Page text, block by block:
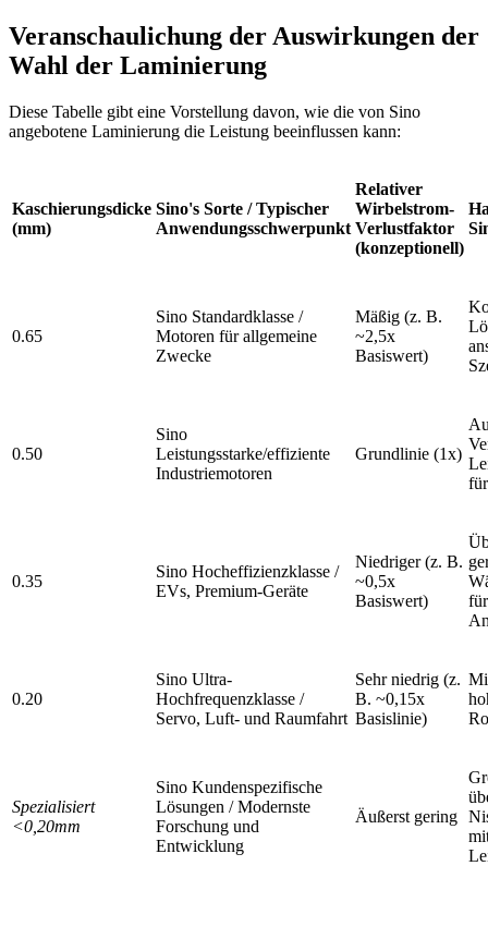
Veranschaulichung der Auswirkungen der
Wahl der Laminierung
Diese Tabelle gibt eine Vorstellung davon, wie die von Sino
angebotene Laminierung die Leistung beeinflussen kann:
Kaschierungsdicke
(mm)
Sino's Sorte / Typischer
Anwendungsschwerpunkt
Relativer
Wirbelstrom-
Verlustfaktor
(konzeptionell)
0.65
Sino Standardklasse /
Motoren für allgemeine
Zwecke
Mäßig (z. B.
~2,5x
Basiswert)
0.50
Sino
Leistungsstarke/effiziente
Industriemotoren
Grundlinie (1x)
0.35
Sino Hocheffizienzklasse /
EVs, Premium-Geräte
Niedriger (z. B.
~0,5x
Basiswert)
0.20
Sino Ultra-
Hochfrequenzklasse /
Servo, Luft- und Raumfahrt
Sehr niedrig (z.
B. ~0,15x
Basislinie)
Spezialisiert
<0,20mm
Sino Kundenspezifische
Lösungen / Modernste
Forschung und
Entwicklung
Äußerst gering